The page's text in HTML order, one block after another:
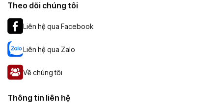
Theo dõi chúng tôi
Liên hệ qua Facebook
Liên hệ qua Zalo
Về chúng tôi
Thông tin liên hệ